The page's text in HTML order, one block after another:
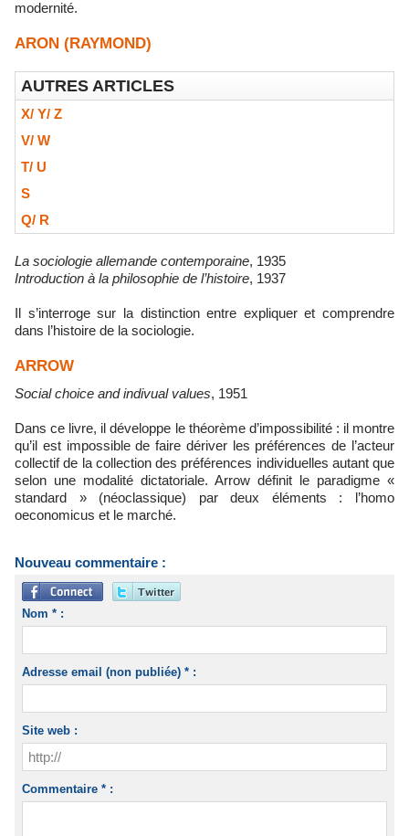
modernité.
ARON (RAYMOND)
AUTRES ARTICLES
X/ Y/ Z
V/ W
T/ U
S
Q/ R
La sociologie allemande contemporaine, 1935
Introduction à la philosophie de l’histoire, 1937
Il s’interroge sur la distinction entre expliquer et comprendre
dans l’histoire de la sociologie.
ARROW
Social choice and indivual values, 1951
Dans ce livre, il développe le théorème d’impossibilité : il montre
qu’il est impossible de faire dériver les préférences de l’acteur
collectif de la collection des préférences individuelles autant que
selon une modalité dictatoriale. Arrow définit le paradigme «
standard » (néoclassique) par deux éléments : l’homo
oeconomicus et le marché.
Nouveau commentaire :
Nom * :
Adresse email (non publiée) * :
Site web :
Commentaire * :